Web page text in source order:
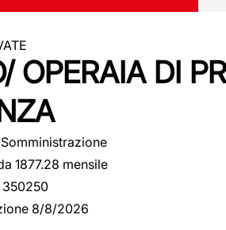
OPERAIA DI
Somministrazione
1877.28 mensile
350250
8/8/2026